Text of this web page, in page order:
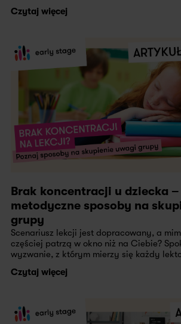
Czytaj więcej
Brak koncentracji u dziecka
metodyczne sposoby na
grupy
Scenariusz lekcji jest dopracowany, a
częściej patrzą w okno niż na Ciebie?
wyzwanie, z którym mierzy się każdy
Czytaj więcej